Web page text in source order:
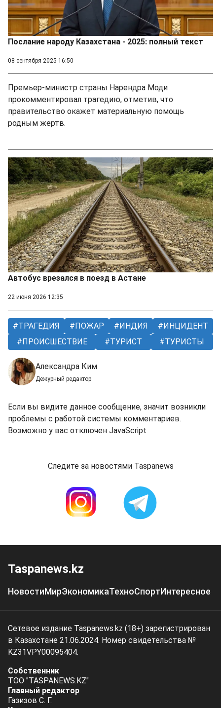
Послание народу Казахстана - 2025: полный текст
08 сентября 2025 16:50
Премьер-министр страны Нарендра Моди
прокомментировал трагедию, отметив, что
правительство окажет материальную помощь
родным жертв.
Автобус врезался в поезд в Астане
22 июня 2026 12:35
ТРАГЕДИЯ ПОЖАР ИНДИЯ
ИНЦИДЕНТ
ПРОИСШЕСТВИЕ
ТУРИСТ ТУРИСТЫ
Александра Ким
Дежурный редактор
Если вы видите данное сообщение, значит возникли
проблемы с работой системы комментариев.
Возможно у вас отключен JavaScript
Следите за новостями Taspanews
Taspanews.kz
НовостиМирЭкономикаТехноСпортИнтересное
Сетевое издание Taspanews.kz (18+) зарегистрирован
в Казахстане 21.06.2024. Номер свидетельства №
KZ31VPY00095404.
Собственник
ТОО "TASPANEWS.KZ"
Главный редактор
Газизов С. Г.